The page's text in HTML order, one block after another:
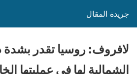
جريدة المقال
لافروف: روسيا تقدر بشدة
الشمالية لها في عمليتها